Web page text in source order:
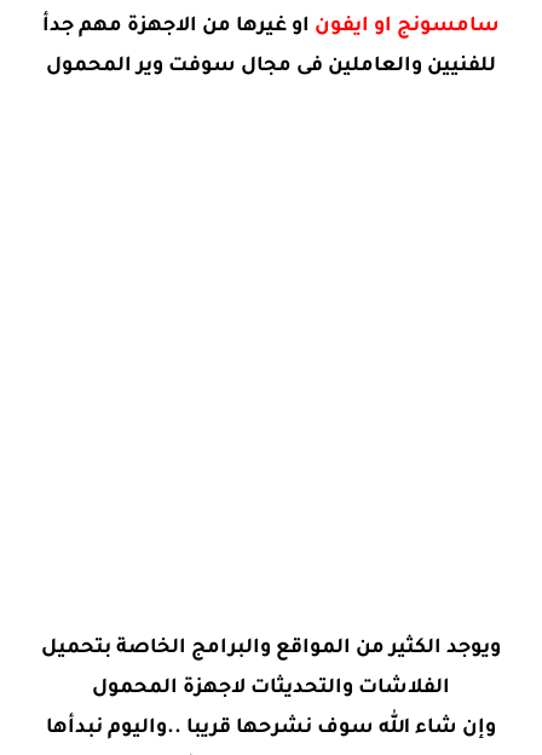
سامسونج او ايفون او غيرها من الاجهزة مهم جدأ
للفنيين والعاملين فى مجال سوفت وير المحمول
ويوجد الكثير من المواقع والبرامج الخاصة بتحميل
الفلاشات والتحديثات لاجهزة المحمول
وإن شاء الله سوف نشرحها قريبا ..واليوم نبدأها